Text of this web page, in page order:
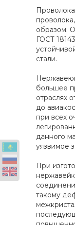
образом.
ГОСТ
стали.
большее
отраслях
до
при всех
данного
уязвимое
При
такому